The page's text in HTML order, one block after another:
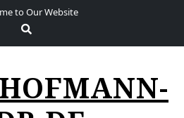
to Our Website